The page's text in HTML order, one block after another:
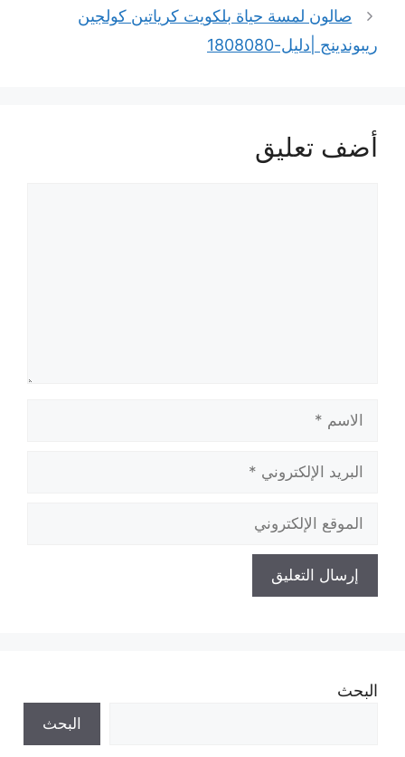
صالون لمسة حياة بلكويت كرياتين كولجين
ريبوندينج |دليل-1808080
أضف تعليق
الاسم
البريد
الإلكتروني
الموقع
الإلكتروني
البحث
البحث